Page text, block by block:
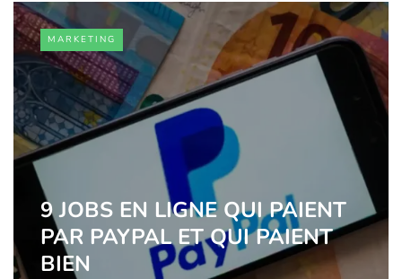
MARKETING
9 JOBS EN LIGNE QUI PAIENT
PAR PAYPAL ET QUI PAIENT
BIEN